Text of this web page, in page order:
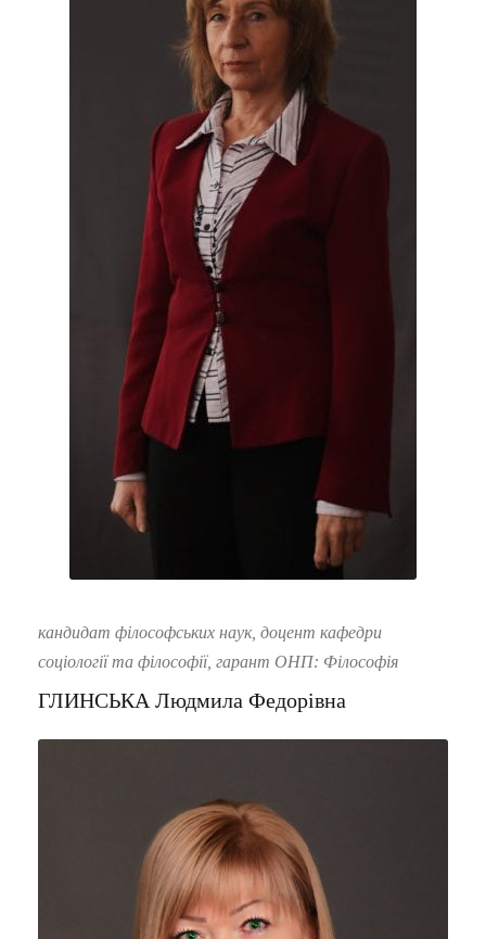
кандидат філософських наук, доцент кафедри
соціології та філософії, гарант ОНП: Філософія
ГЛИНСЬКА Людмила Федорівна